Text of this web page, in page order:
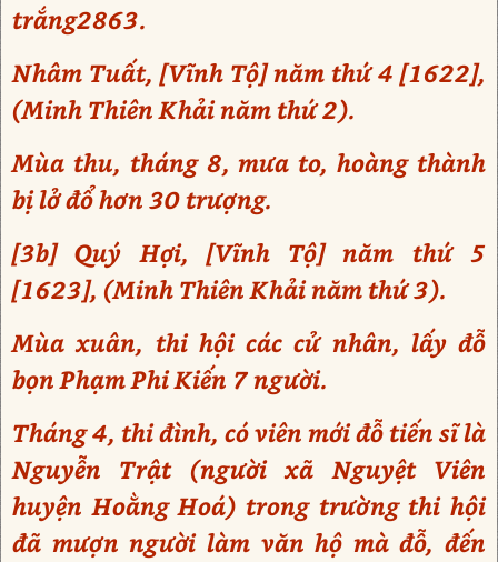
trắng2863.
Nhâm Tuất, [Vĩnh Tộ] năm thứ 4 [1622],
(Minh Thiên Khải năm thứ 2).
Mùa thu, tháng 8, mưa to, hoàng thành
bị lở đổ hơn 30 trượng.
[3b] Quý Hợi, [Vĩnh Tộ] năm thứ 5
[1623], (Minh Thiên Khải năm thứ 3).
Mùa xuân, thi hội các cử nhân, lấy đỗ
bọn Phạm Phi Kiến 7 người.
Tháng 4, thi đình, có viên mới đỗ tiến sĩ là
Nguyễn Trật (người xã Nguyệt Viên
huyện Hoằng Hoá) trong trường thi hội
đã mượn người làm văn hộ mà đỗ, đến